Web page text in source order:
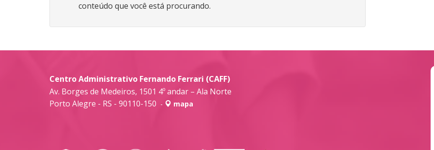
conteúdo que você está procurando.
Centro Administrativo Fernando Ferrari (CAFF)
Av. Borges de Medeiros, 1501 4º andar – Ala Norte
Porto Alegre - RS - 90110-150 - mapa